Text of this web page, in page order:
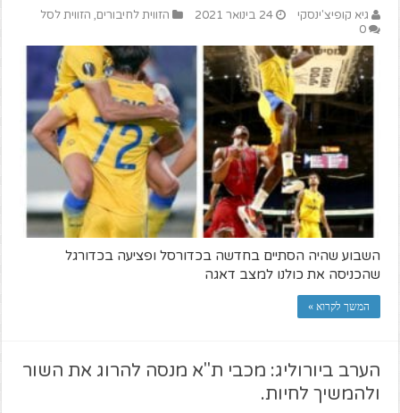
גיא קופיצ'ינסקי 24 בינואר 2021 הזווית לחיבורים, הזווית לסל
0
השבוע שהיה הסתיים בחדשה בכדורסל ופציעה בכדורגל
שהכניסה את כולנו למצב דאגה
המשך לקרוא »
הערב ביורוליג: מכבי ת"א מנסה להרוג את השור
ולהמשיך לחיות.